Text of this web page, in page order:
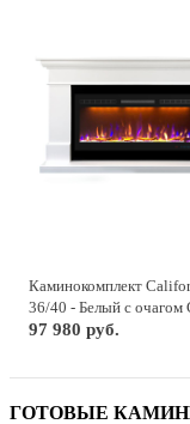
Каминокомплект
36/40 - Белый с очагом
40 RF
97 980 руб.
ГОТОВЫЕ